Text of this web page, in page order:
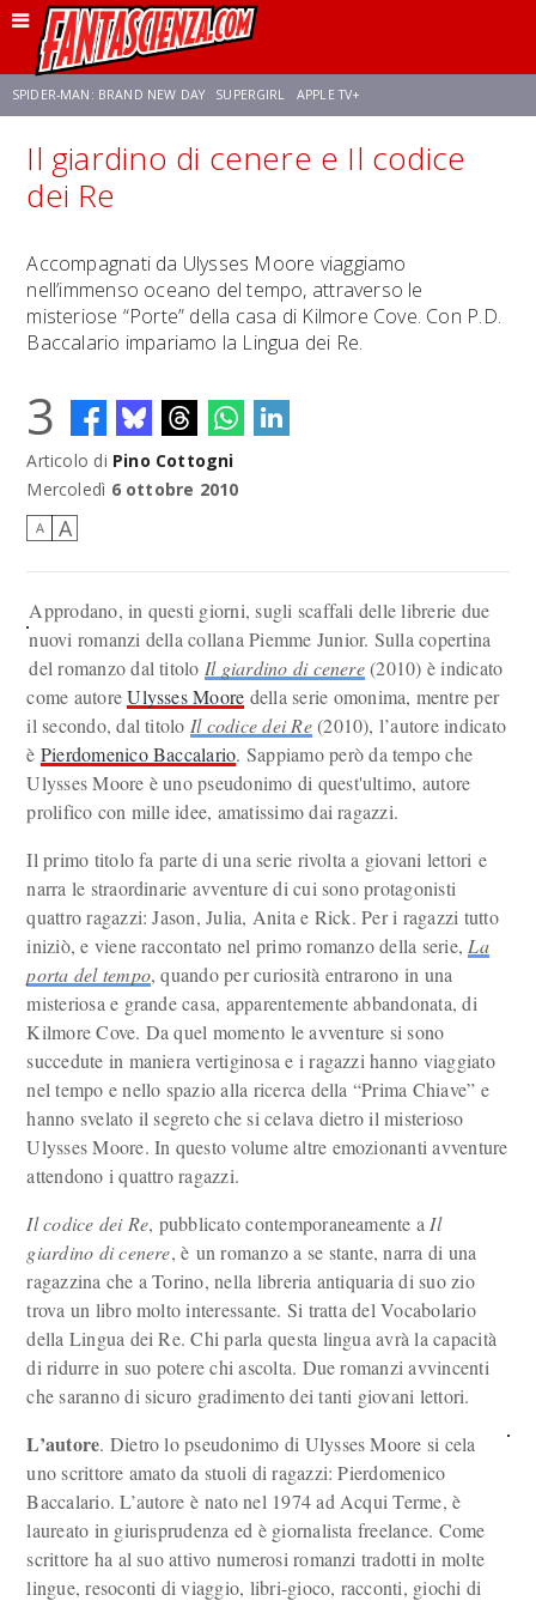
SPIDER-MAN: BRAND NEW DAY SUPERGIRL APPLE TV+
FRANCO RICCIARDIELLO ZENDAYA AVENGERS: DOOMSDAY STAR TREK
Il giardino di cenere e Il codice
dei Re
Accompagnati da Ulysses Moore viaggiamo
nell’immenso oceano del tempo, attraverso le
misteriose “Porte” della casa di Kilmore Cove. Con P.D.
Baccalario impariamo la Lingua dei Re.
3
Articolo di Pino Cottogni
Mercoledì 6 ottobre 2010
A A
Approdano, in questi giorni, sugli scaffali delle librerie due
nuovi romanzi della collana Piemme Junior. Sulla copertina
del romanzo dal titolo Il giardino di cenere(2010) è indicato
come autoreUlysses Moore della serie omonima, mentre per
il secondo, dal titolo Il codice dei Re(2010), l’autore indicato
è Pierdomenico Baccalario. Sappiamo però da tempo che
Ulysses Moore è uno pseudonimo di quest'ultimo, autore
prolifico con mille idee, amatissimo dai ragazzi.
Il primo titolo fa parte di una serie rivolta a giovani lettori e
narra le straordinarie avventure di cui sono protagonisti
quattro ragazzi: Jason, Julia, Anita e Rick. Per i ragazzi tutto
iniziò, e viene raccontato nel primo romanzo della serie, La
porta del tempo, quando per curiosità entrarono in una
misteriosa e grande casa, apparentemente abbandonata, di
Kilmore Cove. Da quel momento le avventure si sono
succedute in maniera vertiginosa e i ragazzi hanno viaggiato
nel tempo e nello spazio alla ricerca della “Prima Chiave” e
hanno svelato il segreto che si celava dietro il misterioso
Ulysses Moore. In questo volume altre emozionanti avventure
attendono i quattro ragazzi.
Il codice dei Re, pubblicato contemporaneamente a Il
giardino di cenere, è un romanzo a se stante, narra di una
ragazzina che a Torino, nella libreria antiquaria di suo zio
trova un libro molto interessante. Si tratta del Vocabolario
della Lingua dei Re. Chi parla questa lingua avrà la capacità
di ridurre in suo potere chi ascolta. Due romanzi avvincenti
che saranno di sicuro gradimento dei tanti giovani lettori.
L’autore. Dietro lo pseudonimo di Ulysses Moore si cela
uno scrittore amato da stuoli di ragazzi: Pierdomenico
Baccalario. L’autore è nato nel 1974 ad Acqui Terme, è
laureato in giurisprudenza ed è giornalista freelance. Come
scrittore ha al suo attivo numerosi romanzi tradotti in molte
lingue, resoconti di viaggio, libri-gioco, racconti, giochi di